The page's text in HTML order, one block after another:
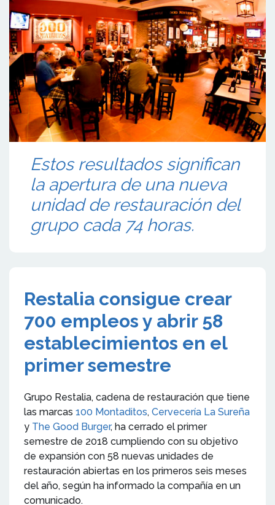
Estos resultados significan
la apertura de una nueva
unidad de restauración del
grupo cada 74 horas.
Restalia consigue crear
700 empleos y abrir 58
establecimientos en el
primer semestre
Grupo Restalia, cadena de restauración que tiene
las marcas 100 Montaditos, Cervecería La Sureña
y The Good Burger, ha cerrado el primer
semestre de 2018 cumpliendo con su objetivo
de expansión con 58 nuevas unidades de
restauración abiertas en los primeros seis meses
del año, según ha informado la compañía en un
comunicado.